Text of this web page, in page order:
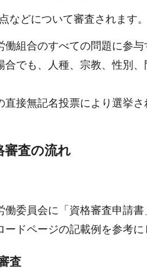
などについて審査されます。
働組合のすべての問題に参
合でも、人種、宗教、性別
直接無記名投票により選挙さ
審査の流れ
働委員会に「資格審査申請書
ードページの記載例を参考に
査